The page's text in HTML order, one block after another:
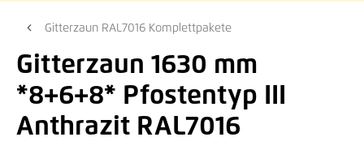
Gitterzaun RAL7016 Komplettpakete
Gitterzaun 1630 mm
*8+6+8* Pfostentyp III
Anthrazit RAL7016